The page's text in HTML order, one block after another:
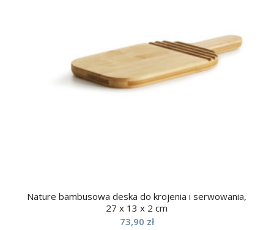
Nature bambusowa deska do krojenia i serwowania,
27 x 13 x 2 cm
73,90 zł